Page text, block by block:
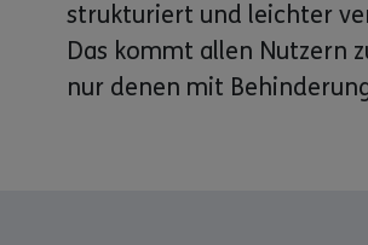
strukturiert und leichter
Das kommt allen Nutzern
nur denen mit